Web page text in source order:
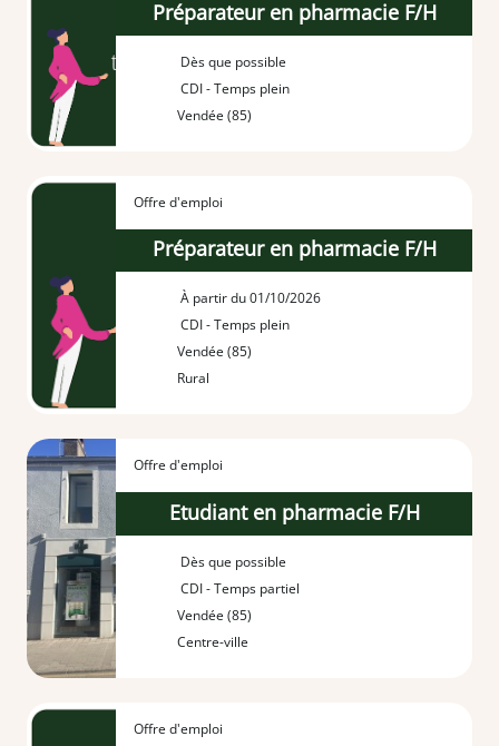
Préparateur en pharmacie F/H
Dès que possible
CDI - Temps plein
Vendée (85)
Offre d'emploi
Préparateur en pharmacie F/H
À partir du 01/10/2026
CDI - Temps plein
Vendée (85)
Rural
Offre d'emploi
Etudiant en pharmacie F/H
Dès que possible
CDI - Temps partiel
Vendée (85)
Centre-ville
Offre d'emploi